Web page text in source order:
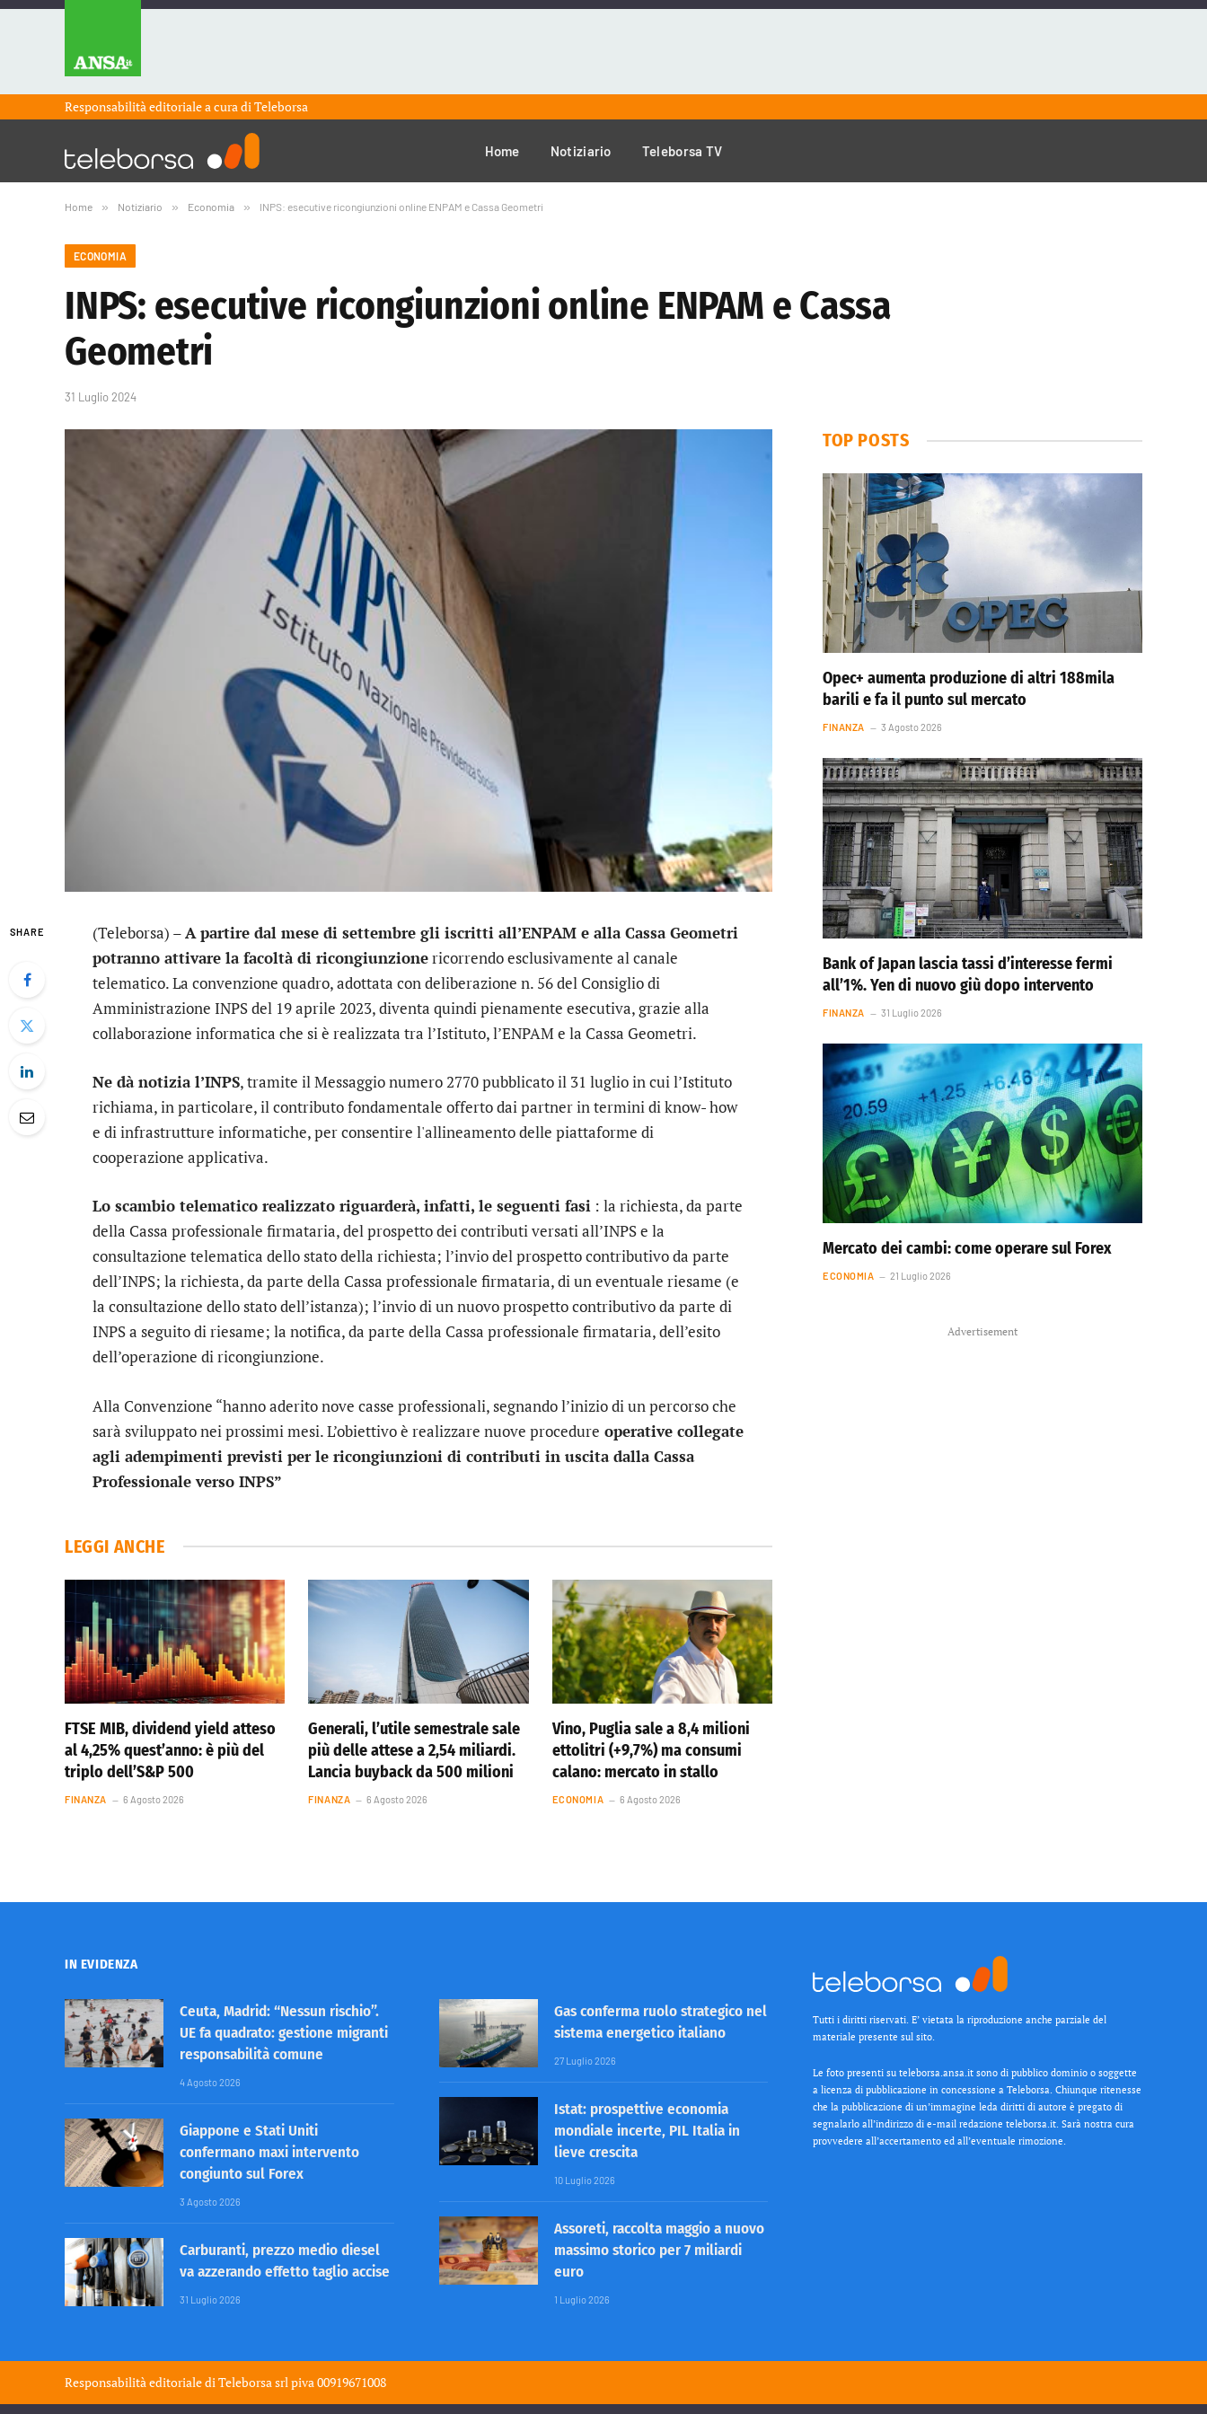
Responsabilità editoriale a cura diTeleborsa
Home Notiziario Teleborsa TV
Home » Notiziario » Economia » INPS: esecutive ricongiunzioni online ENPAM e Cassa Geometri
ECONOMIA
INPS: esecutive ricongiunzioni online ENPAM e Cassa
Geometri
31 Luglio 2024
SHARE (Teleborsa) –A partire dal mese di settembre gli iscritti all’ENPAM e alla Cassa Geometri
potranno attivare la facoltà di ricongiunzionericorrendo esclusivamente al canale
telematico. La convenzione quadro, adottata con deliberazione n. 56 del Consiglio di
Amministrazione INPS del 19 aprile 2023, diventa quindi pienamente esecutiva, grazie alla
collaborazione informatica che si è realizzata tra l’Istituto, l’ENPAM e la Cassa Geometri.
Ne dà notizia l’INPS, tramite il Messaggio numero 2770 pubblicato il 31 luglio in cui l’Istituto
richiama, in particolare, il contributo fondamentale offerto dai partner in termini di know- how
e di infrastrutture informatiche, per consentire l'allineamento delle piattaforme di
cooperazione applicativa.
Lo scambio telematico realizzato riguarderà, infatti, le seguenti fasi : la richiesta, da parte
della Cassa professionale firmataria, del prospetto dei contributi versati all’INPS e la
consultazione telematica dello stato della richiesta; l’invio del prospetto contributivo da parte
dell’INPS; la richiesta, da parte della Cassa professionale firmataria, di un eventuale riesame (e
la consultazione dello stato dell’istanza); l’invio di un nuovo prospetto contributivo da parte di
INPS a seguito di riesame; la notifica, da parte della Cassa professionale firmataria, dell’esito
dell’operazione di ricongiunzione.
Alla Convenzione “hanno aderito nove casse professionali, segnando l’inizio di un percorso che
sarà sviluppato nei prossimi mesi. L’obiettivo è realizzare nuove procedure operative collegate
agli adempimenti previsti per le ricongiunzioni di contributi in uscita dalla Cassa
Professionale verso INPS”
LEGGI ANCHE
FTSE MIB, dividend yield atteso
al 4,25% quest’anno: è più del
triplo dell’S&P 500
FINANZA 6 Agosto 2026
Generali, l’utile semestrale sale
più delle attese a 2,54 miliardi.
Lancia buyback da 500 milioni
FINANZA 6 Agosto 2026
Vino, Puglia sale a 8,4 milioni
ettolitri (+9,7%) ma consumi
calano: mercato in stallo
ECONOMIA 6 Agosto 2026
TOP POSTS
Opec+ aumenta produzione di altri 188mila
barili e fa il punto sul mercato
FINANZA 3 Agosto 2026
Bank of Japan lascia tassi d’interesse fermi
all’1%. Yen di nuovo giù dopo intervento
FINANZA 31 Luglio 2026
Mercato dei cambi: come operare sul Forex
ECONOMIA 21 Luglio 2026
Advertisement
IN EVIDENZA
Ceuta, Madrid: “Nessun rischio”.
UE fa quadrato: gestione migranti
responsabilità comune
4 Agosto 2026
Giappone e Stati Uniti
confermano maxi intervento
congiunto sul Forex
3 Agosto 2026
Carburanti, prezzo medio diesel
va azzerando effetto taglio accise
31 Luglio 2026
Gas conferma ruolo strategico nel
sistema energetico italiano
27 Luglio 2026
Istat: prospettive economia
mondiale incerte, PIL Italia in
lieve crescita
10 Luglio 2026
Assoreti, raccolta maggio a nuovo
massimo storico per 7 miliardi
euro
1 Luglio 2026
Tutti i diritti riservati. E’ vietata la riproduzione anche parziale del
materiale presente sul sito.
Le foto presenti su teleborsa.ansa.it sono di pubblico dominio o soggette
a licenza di pubblicazione in concessione a Teleborsa. Chiunque ritenesse
che la pubblicazione di un’immagine leda diritti di autore è pregato di
segnalarlo all’indirizzo di e-mail redazione teleborsa.it. Sarà nostra cura
provvedere all’accertamento ed all’eventuale rimozione.
Responsabilità editoriale di Teleborsa srl piva 00919671008